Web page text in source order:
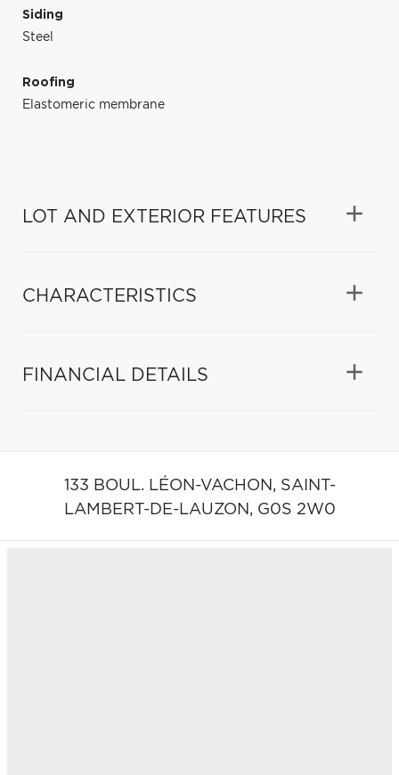
Siding
Steel
Roofing
Elastomeric membrane
LOT AND EXTERIOR FEATURES
CHARACTERISTICS
FINANCIAL DETAILS
133 BOUL. LÉON-VACHON, SAINT-
LAMBERT-DE-LAUZON, G0S 2W0